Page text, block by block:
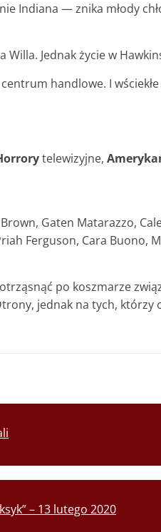
Indiana — znika młody
Jednak życie w
handlowe. I
telewizyjne,
Gaten Matarazzo,
Ferguson, Cara Buono,
po koszmarze
jednak na tych, którzy
– 13 lutego 2020